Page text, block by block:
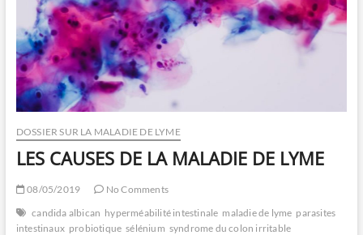
DOSSIER SUR LA MALADIE DE LYME
LES CAUSES DE LA MALADIE DE LYME
08/05/2019
No Comments
candida albican hyperméabilité intestinale maladie de lyme parasites
intestinaux probiotique sélénium syndrome du colon irritable